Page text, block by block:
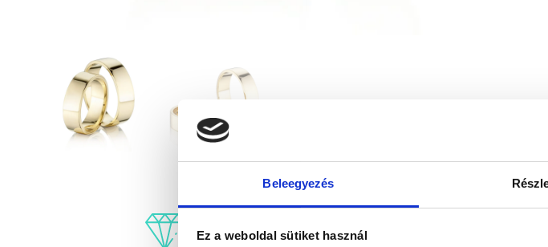
Beleegyezés
Ez a weboldal sütiket használ